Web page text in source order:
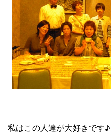
私はこの人達が大好きです♪